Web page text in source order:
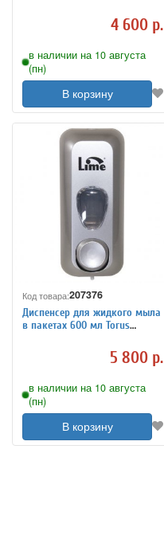
4 600 р.
в наличии на 10 августа
(пн)
В корзину
Код товара:207376
Диспенсер для жидкого мыла
в пакетах 600 мл Torus
5 800 р.
в наличии на 10 августа
(пн)
В корзину